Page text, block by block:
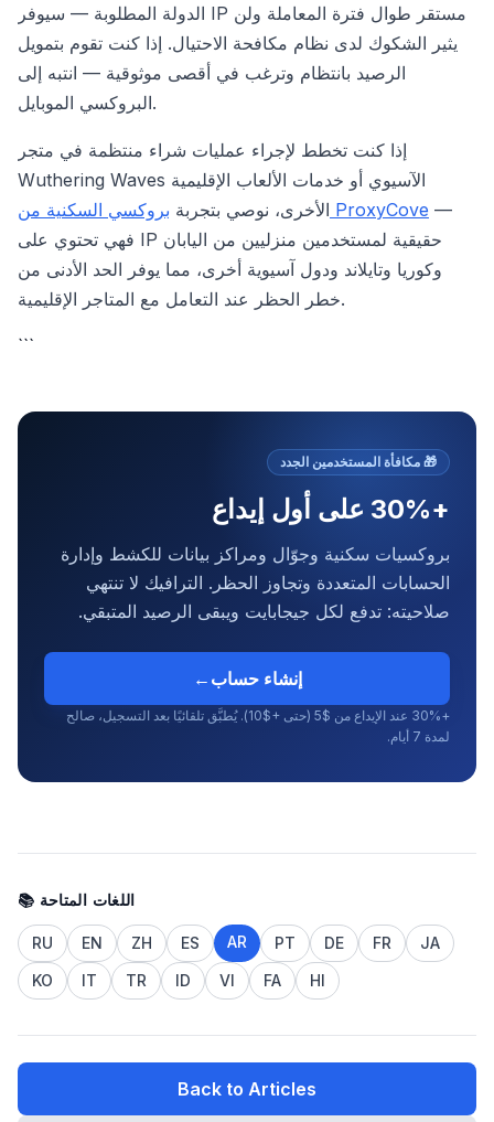
الدولة المطلوبة — سيوفر IP مستقر طوال فترة المعاملة ولن
يثير الشكوك لدى نظام مكافحة الاحتيال. إذا كنت تقوم بتمويل
الرصيد بانتظام وترغب في أقصى موثوقية — انتبه إلى
البروكسي الموبايل.
إذا كنت تخطط لإجراء عمليات شراء منتظمة في متجر
Wuthering Waves الآسيوي أو خدمات الألعاب الإقليمية
الأخرى، نوصي بتجربة بروكسي السكنية من ProxyCove —
فهي تحتوي على IP حقيقية لمستخدمين منزليين من اليابان
وكوريا وتايلاند ودول آسيوية أخرى، مما يوفر الحد الأدنى من
خطر الحظر عند التعامل مع المتاجر الإقليمية.
```
🎁 مكافأة المستخدمين الجدد
+30% على أول إيداع
بروكسيات سكنية وجوّال ومراكز بيانات للكشط وإدارة
الحسابات المتعددة وتجاوز الحظر. الترافيك لا تنتهي
صلاحيته: تدفع لكل جيجابايت ويبقى الرصيد المتبقي.
إنشاء حساب ←
+30% عند الإيداع من $5 (حتى +$10). يُطبَّق تلقائيًا بعد التسجيل، صالح
لمدة 7 أيام.
📚 اللغات المتاحة
RU EN ZH ES AR PT DE FR
JA
KO
IT TR ID VI FA HI
Back to Articles